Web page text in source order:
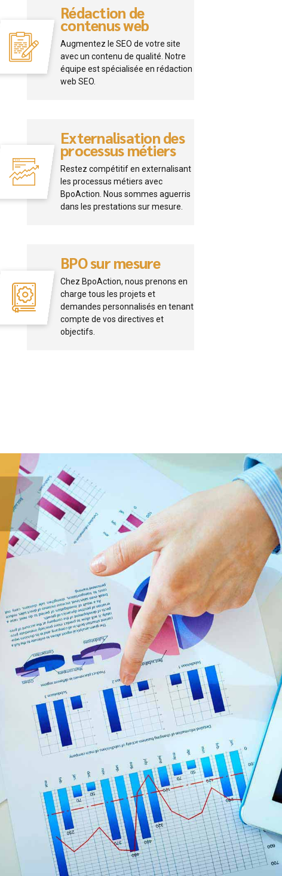
Rédaction de
contenus web
Augmentez le SEO de votre site
avec un contenu de qualité. Notre
équipe est spécialisée en rédaction
web SEO.
Externalisation des
processus métiers
Restez compétitif en externalisant
les processus métiers avec
BpoAction. Nous sommes aguerris
dans les prestations sur mesure.
BPO sur mesure
Chez BpoAction, nous prenons en
charge tous les projets et
demandes personnalisés en tenant
compte de vos directives et
objectifs.